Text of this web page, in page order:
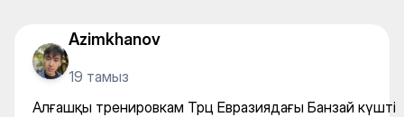
Azimkhanov
19 тамыз
Алғашқы тренировкам Трц Евразиядағы Банзай күшті